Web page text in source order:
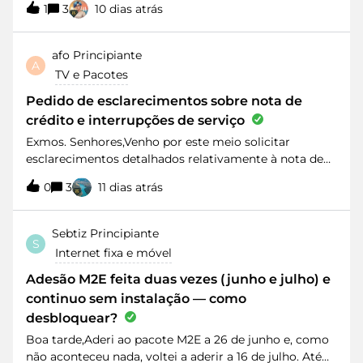
diferente da habitual. Além disso, utilizando um
serviço de otimização de rotas (ExitLag), a latência
um problema de routing/peering entre a MEO e a rede
da Riot Games.Solicito que este caso seja
encaminhado para a equipa de engenharia de rede
para análise do routing para os servidores da Riot
Games.
para router 10GB próprio, que tenha RF (já que não
permitem mais de 4 boxes...) e telefone. Porque senão
não posso fazer upgrade de 1gb, que tenho agora,
senão fico sem tv e sem router próprio a controlar a
ethernet em casa.Mais alguém nesta situação?
Obrigado
1 3 10 dias atrás
A
afo Principiante
TV e Pacotes
Pedido de esclarecimentos sobre nota de
crédito e interrupções de serviço
Exmos. Senhores,Venho por este meio solicitar
esclarecimentos detalhados relativamente à nota de
crédito no valor de 1,66€ emitida na minha faturação,
alegadamente relacionada com avarias/interrupções
do serviço MEO.Durante o período em causa,
ocorreram várias falhas no serviço, incluindo uma
interrupção prolongada com duração aproximada de
uma semana, bem como mais quatro interrupções
adicionais de menor duração.Assim, solicito, por favor,
o envio discriminado da seguinte informação:Datas
exatas de início e fim de cada interrupção/avaria
registada; Horas concretas em que os serviços
estiveram indisponíveis; Identificação dos serviços
0 3 11 dias atrás
S
Sebtiz Principiante
Internet fixa e móvel
Adesão M2E feita duas vezes (junho e julho) e
continuo sem instalação — como
desbloquear?
Boa tarde,Aderi ao pacote M2E a 26 de junho e, como
não aconteceu nada, voltei a aderir a 16 de julho. Até